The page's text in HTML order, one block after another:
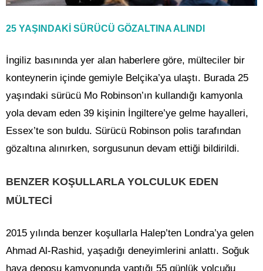
25 YAŞINDAKİ SÜRÜCÜ GÖZALTINA ALINDI
İngiliz basınında yer alan haberlere göre, mülteciler bir
konteynerin içinde gemiyle Belçika’ya ulaştı. Burada 25
yaşındaki sürücü Mo Robinson’ın kullandığı kamyonla
yola devam eden 39 kişinin İngiltere’ye gelme hayalleri,
Essex’te son buldu. Sürücü Robinson polis tarafından
gözaltına alınırken, sorgusunun devam ettiği bildirildi.
BENZER KOŞULLARLA YOLCULUK EDEN
MÜLTECİ
2015 yılında benzer koşullarla Halep’ten Londra’ya gelen
Ahmad Al-Rashid, yaşadığı deneyimlerini anlattı. Soğuk
hava deposu kamyonunda yaptığı 55 günlük yolcuğu